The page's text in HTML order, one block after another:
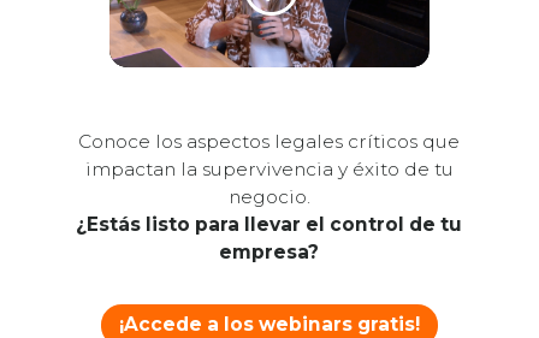
Conoce los aspectos legales críticos que
impactan la supervivencia y éxito de tu
negocio.
¿Estás listo para llevar el control de tu
empresa?
¡Accede a los webinars gratis!